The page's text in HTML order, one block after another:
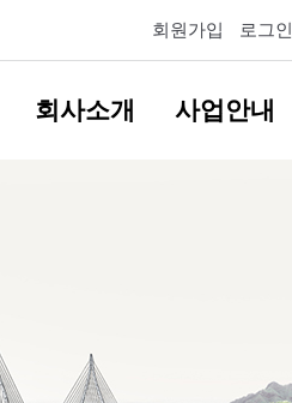
회원가입 로그인
회사소개 사업안내